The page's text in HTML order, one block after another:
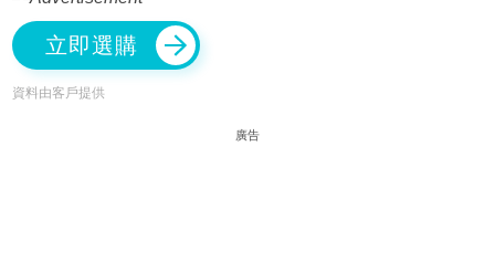
立即選購
資料由客戶提供
廣告